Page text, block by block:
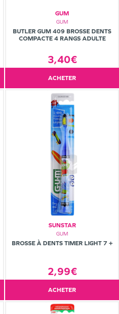
GUM
GUM
BUTLER GUM 409 BROSSE DENTS
COMPACTE 4 RANGS ADULTE
3,40€
ACHETER
SUNSTAR
GUM
BROSSE À DENTS TIMER LIGHT 7 +
2,99€
ACHETER